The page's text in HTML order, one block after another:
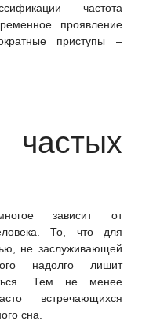
– частота
проявление
приступы –
зависит от
То, что для
не заслуживающей
надолго лишит
Тем не менее
встречающихся
сна.